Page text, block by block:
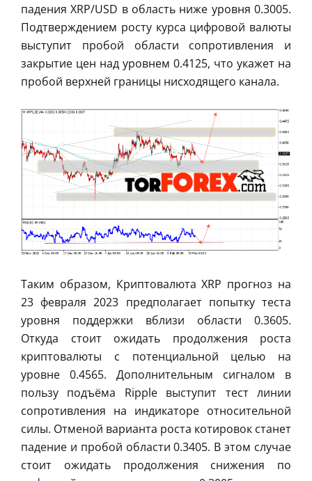
падения XRP/USD в область ниже уровня 0.3005.
Подтверждением росту курса цифровой валюты
выступит пробой области сопротивления и
закрытие цен над уровнем 0.4125, что укажет на
пробой верхней границы нисходящего канала.
Таким образом, Криптовалюта XRP прогноз на
23 февраля 2023 предполагает попытку теста
уровня поддержки вблизи области 0.3605.
Откуда стоит ожидать продолжения роста
криптовалюты с потенциальной целью на
уровне 0.4565. Дополнительным сигналом в
пользу подъёма Ripple выступит тест линии
сопротивления на индикаторе относительной
силы. Отменой варианта роста котировок станет
падение и пробой области 0.3405. В этом случае
стоит ожидать продолжения снижения по